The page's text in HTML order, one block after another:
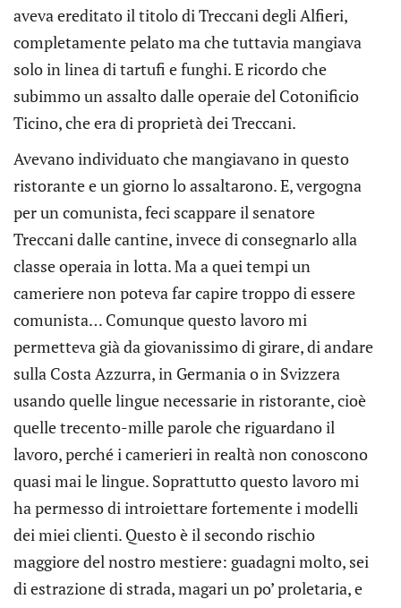
aveva ereditato il titolo di Treccani degli Alfieri,
completamente pelato ma che tuttavia mangiava
solo in linea di tartufi e funghi. E ricordo che
subimmo un assalto dalle operaie del Cotonificio
Ticino, che era di proprietà dei Treccani.
Avevano individuato che mangiavano in questo
ristorante e un giorno lo assaltarono. E, vergogna
per un comunista, feci scappare il senatore
Treccani dalle cantine, invece di consegnarlo alla
classe operaia in lotta. Ma a quei tempi un
cameriere non poteva far capire troppo di essere
comunista… Comunque questo lavoro mi
permetteva già da giovanissimo di girare, di andare
sulla Costa Azzurra, in Germania o in Svizzera
usando quelle lingue necessarie in ristorante, cioè
quelle trecento-mille parole che riguardano il
lavoro, perché i camerieri in realtà non conoscono
quasi mai le lingue. Soprattutto questo lavoro mi
ha permesso di introiettare fortemente i modelli
dei miei clienti. Questo è il secondo rischio
maggiore del nostro mestiere: guadagni molto, sei
di estrazione di strada, magari un po’ proletaria, e